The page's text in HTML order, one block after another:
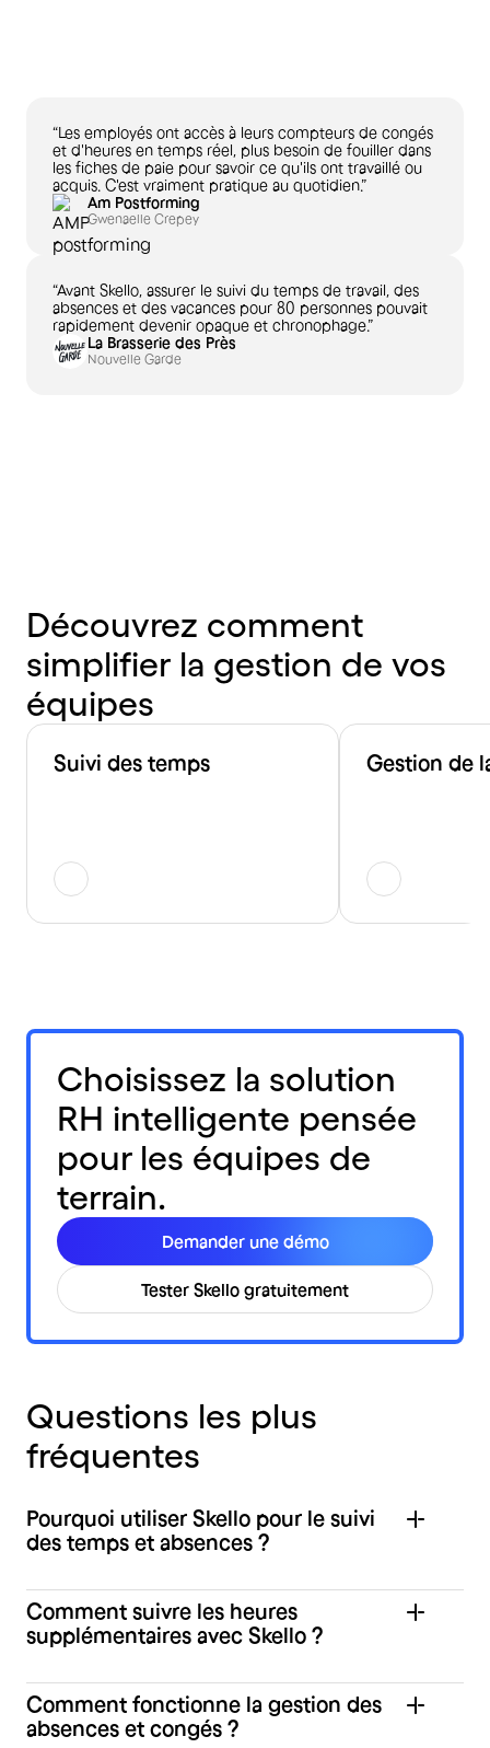
“Les employés ont accès à leurs compteurs de congés
et d'heures en temps réel, plus besoin de fouiller dans
les fiches de paie pour savoir ce qu'ils ont travaillé ou
acquis. C'est vraiment pratique au quotidien.”
Am Postforming
Gwenaelle Crepey
“Avant Skello, assurer le suivi du temps de travail, des
absences et des vacances pour 80 personnes pouvait
rapidement devenir opaque et chronophage.”
La Brasserie des Près
Nouvelle Garde
Découvrez comment
simplifier la gestion de vos
équipes
Suivi des temps Gestion de
Choisissez la solution
RH intelligente pensée
pour les équipes de
terrain.
Demander une démo
Tester Skello gratuitement
Questions les plus
fréquentes
Pourquoi utiliser Skello pour le suivi
des temps et absences ?
Comment suivre les heures
supplémentaires avec Skello ?
Comment fonctionne la gestion des
absences et congés ?